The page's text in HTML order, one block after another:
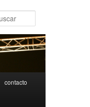
Buscar
contacto